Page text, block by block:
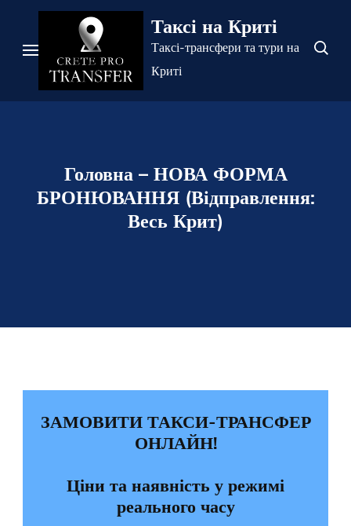
Перейти
вмісту
(натисніть
Enter)
Таксі на Криті
Таксі-трансфери та тури на
Криті
Головна – НОВА ФОРМА
БРОНЮВАННЯ (Відправлення:
Весь Крит)
ЗАМОВИТИ ТАКСИ-ТРАНСФЕР
ОНЛАЙН!
Ціни та наявність у режимі
реального часу